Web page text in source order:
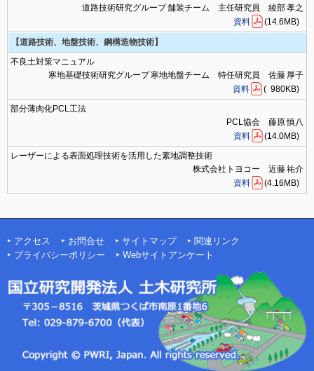
道路技術研究グループ 舗装チーム 主任研究員 綾部 孝之
資料
(14.6MB)
【道路技術、地盤技術、鋼構造物技術】
不良土対策マニュアル
寒地基礎技術研究グループ 寒地地盤チーム 特任研究員 佐藤 厚子
資料
( 980KB)
部分薄肉化PCL工法
PCL協会 藤原 慎八
資料
(14.0MB)
レーザーによる表面処理技術を活用した素地調整技術
株式会社トヨコー 近藤 祐介
資料
(4.16MB)
アクセス お問合せ サイトマップ
関連リンク
プライバシーポリシー
Webサイトアンケート